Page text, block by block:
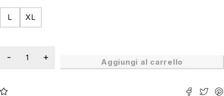
L XL
Aggiungi al carrello